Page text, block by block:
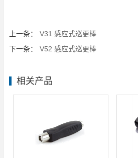
上一条：
V31 感应式巡更棒
下一条：
V52 感应式巡更棒
相关产品